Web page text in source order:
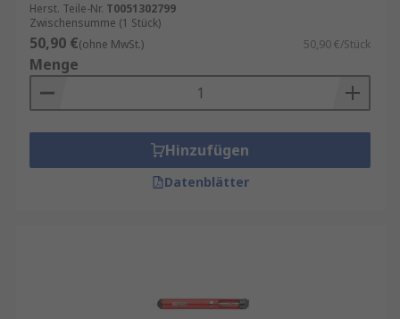
Herst. Teile-Nr. T0051302799
Zwischensumme (1 Stück)
50,90 €(ohne MwSt.) 50,90 €/Stück
Menge
Hinzufügen
Datenblätter